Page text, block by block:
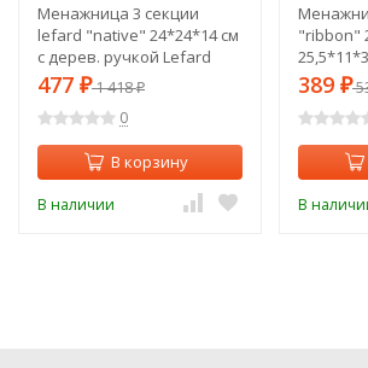
Менажница 3 секции
lefard "native" 24*24*14 см
с дерев. ручкой Lefard
(587-199)
477 ₽1 418₽
0
В корзину
В наличии
"ribbon"
120)
389 ₽
В